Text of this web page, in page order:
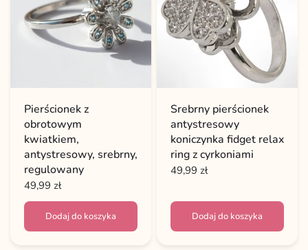
Pierścionek z
obrotowym
kwiatkiem,
antystresowy, srebrny,
regulowany
49,99 zł
Dodaj do koszyka
Srebrny pierścionek
antystresowy
koniczynka fidget relax
ring z cyrkoniami
49,99 zł
Dodaj do koszyka